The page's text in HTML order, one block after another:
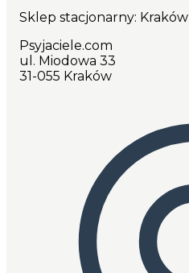
Sklep stacjonarny: Kraków
Psyjaciele.com
ul. Miodowa 33
31-055 Kraków